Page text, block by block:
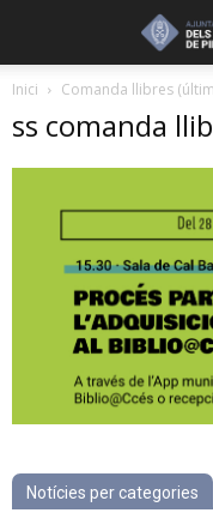
Inici Comanda llibres
ss comanda
Notícies per categories